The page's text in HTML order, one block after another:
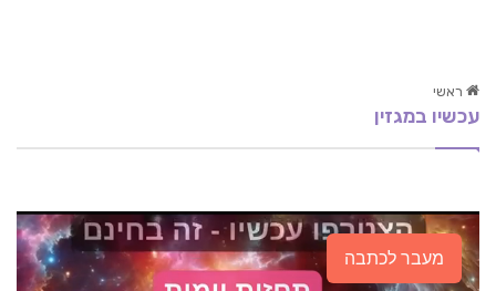
ראשי
עכשיו במגזין
מעבר לכתבה